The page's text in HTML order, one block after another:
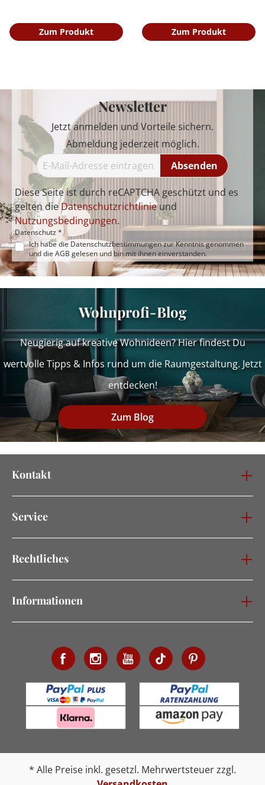
Zum Produkt Zum Produkt
Newsletter
Jetzt anmelden und Vorteile sichern.
Abmeldung jederzeit möglich.
Absenden
Diese Seite ist durch reCAPTCHA geschützt und es
gelten dieDatenschutzrichtlinieund
Nutzungsbedingungen.
Datenschutz *
Ich habe die Datenschutzbestimmungenzur Kenntnis genommen
und die AGB gelesen und bin mit ihnen einverstanden.
Wohnprofi-Blog
Neugierig auf kreative Wohnideen? Hier findest Du
wertvolle Tipps & Infos rund um die Raumgestaltung. Jetzt
entdecken!
Zum Blog
Kontakt
Service
Rechtliches
Informationen
* Alle Preise inkl. gesetzl. Mehrwertsteuer zzgl.